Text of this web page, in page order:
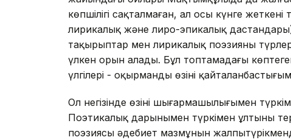
көпшілігі сақталмаған, ал осы күнге
лирикалық және лиро-эпикалық
тақырыптар мен лирикалық поэзияның
үлкен орын алады. Бұл топтамадағы
үлгілері - оқырманды өзінің
Ол негізінде өзінің шығармашылығымен
Поэтикалық дарынымен түркімен ұлтының
поэзиясы әдебиет мазмұнын